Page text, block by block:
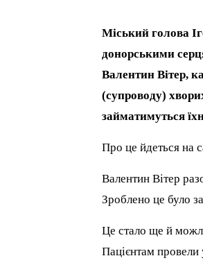
Міський голова
донорськими
Валентин Вітер,
(супроводу)
займатимуться
Про це йдеться на
Валентин Вітер
Зроблено це було
Це стало ще й
Пацієнтам провели